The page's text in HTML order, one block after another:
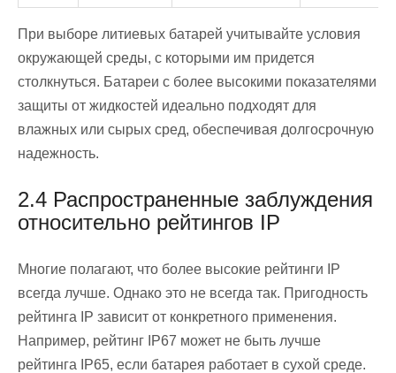
При выборе литиевых батарей учитывайте условия
окружающей среды, с которыми им придется
столкнуться. Батареи с более высокими показателями
защиты от жидкостей идеально подходят для
влажных или сырых сред, обеспечивая долгосрочную
надежность.
2.4 Распространенные заблуждения
относительно рейтингов IP
Многие полагают, что более высокие рейтинги IP
всегда лучше. Однако это не всегда так. Пригодность
рейтинга IP зависит от конкретного применения.
Например, рейтинг IP67 может не быть лучше
рейтинга IP65, если батарея работает в сухой среде.